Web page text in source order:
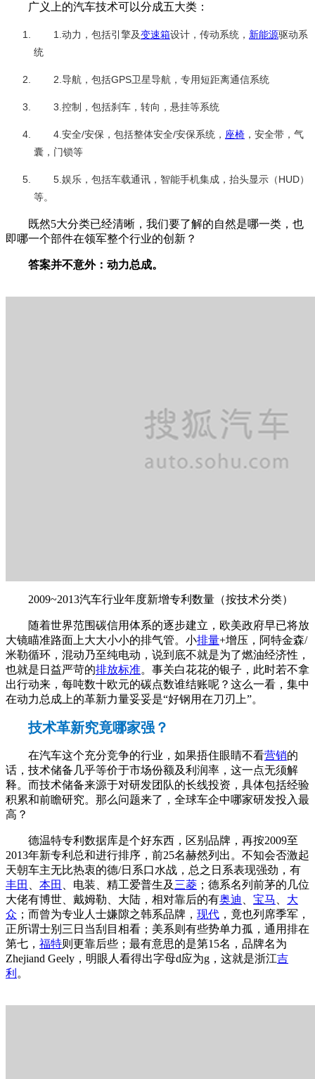
广义上的汽车技术可以分成五大类：
1.动力，包括引擎及变速箱设计，传动系统， 新能源驱动系
统
2.导航，包括GPS卫星导航，专用短距离通信系统
3.控制，包括刹车，转向，悬挂等系统
4.安全/安保，包括整体安全/安保系统， 座椅 ，安全带，气
囊，门锁等
5.娱乐，包括车载通讯，智能手机集成，抬头显示（HUD）
等。
既然5大分类已经清晰，我们要了解的自然是哪一类，也
即哪一个部件在领军整个行业的创新？
答案并不意外：动力总成。
2009~2013汽车行业年度新增专利数量（按技术分类）
随着世界范围碳信用体系的逐步建立，欧美政府早已将放
大镜瞄准路面上大大小小的排气管。小排量+增压，阿特金森/
米勒循环，混动乃至纯电动，说到底不就是为了燃油经济性，
也就是日益严苛的排放标准。事关白花花的银子，此时若不拿
出行动来，每吨数十欧元的碳点数谁结账呢？这么一看，集中
在动力总成上的革新力量妥妥是“好钢用在刀刃上”。
技术革新究竟哪家强？
在汽车这个充分竞争的行业，如果捂住眼睛不看营销的
话，技术储备几乎等价于市场份额及利润率，这一点无须解
释。而技术储备来源于对研发团队的长线投资，具体包括经验
积累和前瞻研究。那么问题来了，全球车企中哪家研发投入最
高？
德温特专利数据库是个好东西，区别品牌，再按2009至
2013年新专利总和进行排序，前25名赫然列出。不知会否激起
天朝车主无比热衷的德/日系口水战，总之日系表现强劲，有
丰田 、 本田 、电装、精工爱普生及三菱 ；德系名列前茅的几位
大佬有博世、戴姆勒、大陆，相对靠后的有奥迪 、 宝马 、 大
众 ；而曾为专业人士嫌隙之韩系品牌， 现代 ，竟也列席季军，
正所谓士别三日当刮目相看；美系则有些势单力孤，通用排在
第七， 福特则更靠后些；最有意思的是第15名，品牌名为
Zhejiand Geely，明眼人看得出字母d应为g，这就是浙江吉
利 。